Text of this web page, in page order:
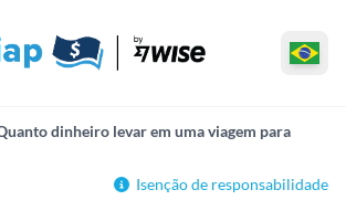
dinheiro levar em uma viagem para
Isenção de responsabilidade